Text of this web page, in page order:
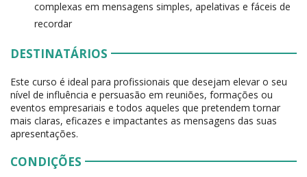
complexas em mensagens simples, apelativas e fáceis de
recordar
DESTINATÁRIOS
Este curso é ideal para profissionais que desejam elevar o seu
nível de influência e persuasão em reuniões, formações ou
eventos empresariais e todos aqueles que pretendem tornar
mais claras, eficazes e impactantes as mensagens das suas
apresentações.
CONDIÇÕES